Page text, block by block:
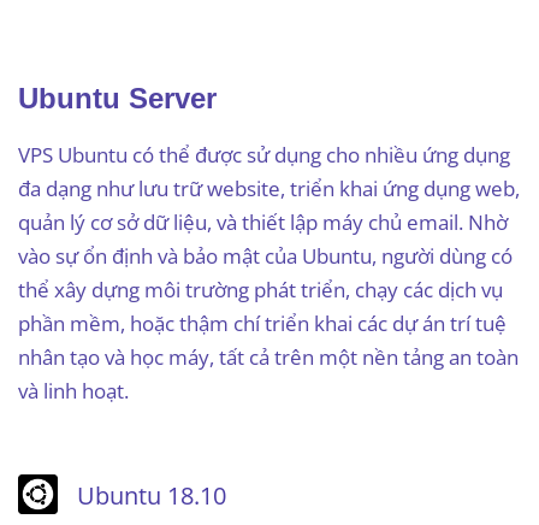
Ubuntu Server
VPS Ubuntu có thể được sử dụng cho nhiều ứng dụng
đa dạng như lưu trữ website, triển khai ứng dụng web,
quản lý cơ sở dữ liệu, và thiết lập máy chủ email. Nhờ
vào sự ổn định và bảo mật của Ubuntu, người dùng có
thể xây dựng môi trường phát triển, chạy các dịch vụ
phần mềm, hoặc thậm chí triển khai các dự án trí tuệ
nhân tạo và học máy, tất cả trên một nền tảng an toàn
và linh hoạt.
Ubuntu 18.10